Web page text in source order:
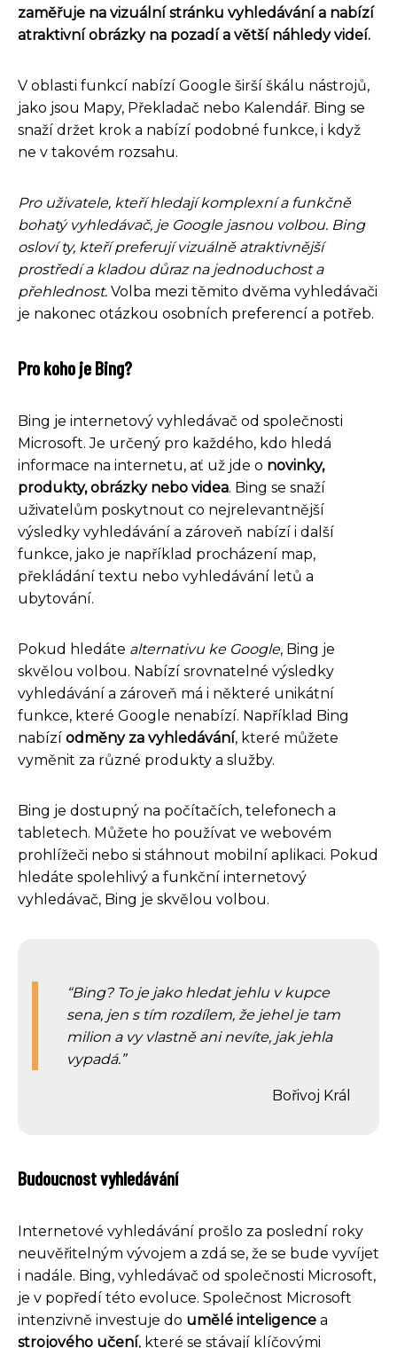
zaměřuje na vizuální stránku vyhledávání a nabízí
atraktivní obrázky na pozadí a větší náhledy videí.
V oblasti funkcí nabízí Google širší škálu nástrojů,
jako jsou Mapy, Překladač nebo Kalendář. Bing se
snaží držet krok a nabízí podobné funkce, i když
ne v takovém rozsahu.
Pro uživatele, kteří hledají komplexní a funkčně
bohatý vyhledávač, je Google jasnou volbou. Bing
osloví ty, kteří preferují vizuálně atraktivnější
prostředí a kladou důraz na jednoduchost a
přehlednost. Volba mezi těmito dvěma vyhledávači
je nakonec otázkou osobních preferencí a potřeb.
Pro koho je Bing?
Bing je internetový vyhledávač od společnosti
Microsoft. Je určený pro každého, kdo hledá
informace na internetu, ať už jde o novinky,
produkty, obrázky nebo videa. Bing se snaží
uživatelům poskytnout co nejrelevantnější
výsledky vyhledávání a zároveň nabízí i další
funkce, jako je například procházení map,
překládání textu nebo vyhledávání letů a
ubytování.
Pokud hledáte alternativu ke Google, Bing je
skvělou volbou. Nabízí srovnatelné výsledky
vyhledávání a zároveň má i některé unikátní
funkce, které Google nenabízí. Například Bing
nabízí odměny za vyhledávání, které můžete
vyměnit za různé produkty a služby.
Bing je dostupný na počítačích, telefonech a
tabletech. Můžete ho používat ve webovém
prohlížeči nebo si stáhnout mobilní aplikaci. Pokud
hledáte spolehlivý a funkční internetový
vyhledávač, Bing je skvělou volbou.
Bing? To je jako hledat jehlu v kupce
sena, jen s tím rozdílem, že jehel je tam
milion a vy vlastně ani nevíte, jak jehla
vypadá.
Bořivoj Král
Budoucnost vyhledávání
Internetové vyhledávání prošlo za poslední roky
neuvěřitelným vývojem a zdá se, že se bude vyvíjet
i nadále. Bing, vyhledávač od společnosti Microsoft,
je v popředí této evoluce. Společnost Microsoft
intenzivně investuje do umělé inteligence a
strojového učení, které se stávají klíčovými